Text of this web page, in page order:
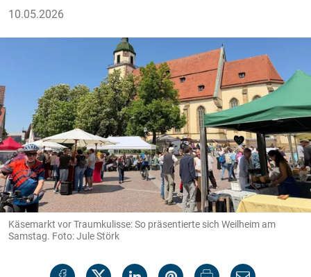
10.05.2026
Käsemarkt vor Traumkulisse: So präsentierte sich Weilheim am
Samstag. Foto: Jule Störk